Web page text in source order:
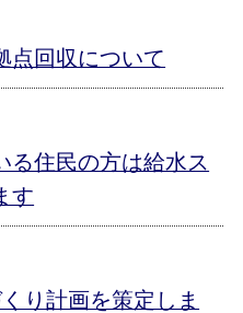
点回収について
る住民の方は給水ス
す
り計画を策定しま